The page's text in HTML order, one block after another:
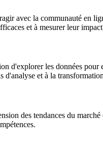
avec la communauté en
et à mesurer leur
d'explorer les données
et à la
des tendances du